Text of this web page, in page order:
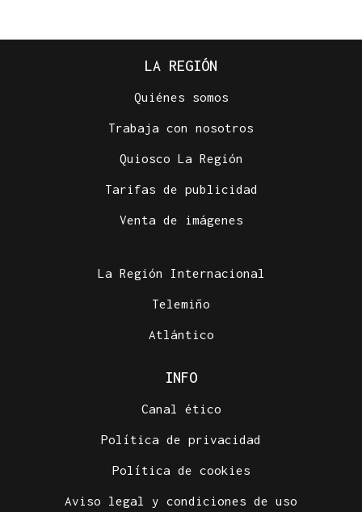
LA REGIÓN
Quiénes somos
Trabaja con nosotros
Quiosco La Región
Tarifas de publicidad
Venta de imágenes
La Región Internacional
Telemiño
Atlántico
INFO
Canal ético
Política de privacidad
Política de cookies
Aviso legal y condiciones de uso